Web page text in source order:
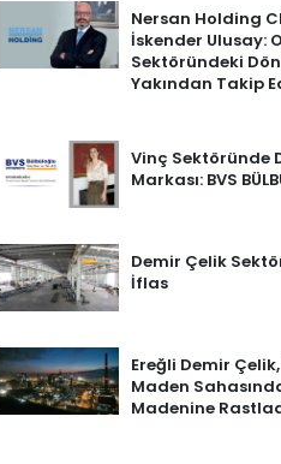
Nersan Holding
İskender Ulusay:
Sektöründeki
Yakından Takip
Vinç Sektöründe
Markası: BVS
Demir Çelik
İflas
Ereğli Demir
Maden
Madenine